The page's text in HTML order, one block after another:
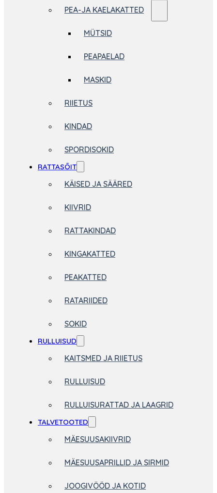
PEA-JA KAELAKATTED
MÜTSID
PEAPAELAD
MASKID
RIIETUS
KINDAD
SPORDISOKID
RATTASÕIT
KÄISED JA SÄÄRED
KIIVRID
RATTAKINDAD
KINGAKATTED
PEAKATTED
RATARIIDED
SOKID
RULLUISUD
KAITSMED JA RIIETUS
RULLUISUD
RULLUISURATTAD JA LAAGRID
TALVETOOTED
MÄESUUSAKIIVRID
MÄESUUSAPRILLID JA SIRMID
JOOGIVÖÖD JA KOTID